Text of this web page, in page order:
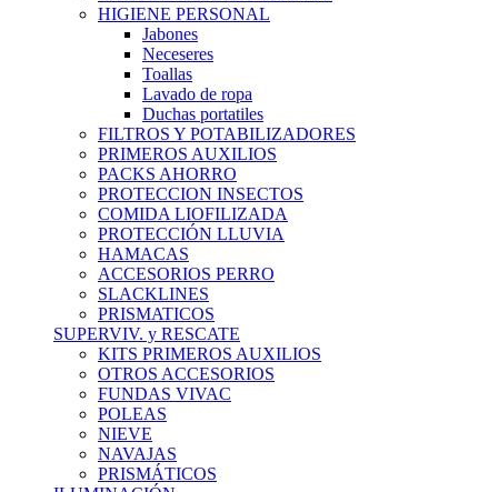
HIGIENE PERSONAL
Jabones
Neceseres
Toallas
Lavado de ropa
Duchas portatiles
FILTROS Y POTABILIZADORES
PRIMEROS AUXILIOS
PACKS AHORRO
PROTECCION INSECTOS
COMIDA LIOFILIZADA
PROTECCIÓN LLUVIA
HAMACAS
ACCESORIOS PERRO
SLACKLINES
PRISMATICOS
SUPERVIV. y RESCATE
KITS PRIMEROS AUXILIOS
OTROS ACCESORIOS
FUNDAS VIVAC
POLEAS
NIEVE
NAVAJAS
PRISMÁTICOS